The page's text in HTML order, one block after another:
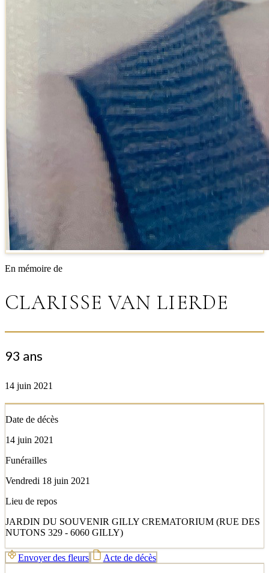
En mémoire de
CLARISSE VAN LIERDE
93 ans
14 juin 2021
Date de décès
14 juin 2021
Funérailles
Vendredi 18 juin 2021
Lieu de repos
JARDIN DU SOUVENIR GILLY CREMATORIUM (RUE DES
NUTONS 329 - 6060 GILLY)
Envoyer des fleurs Acte de décès